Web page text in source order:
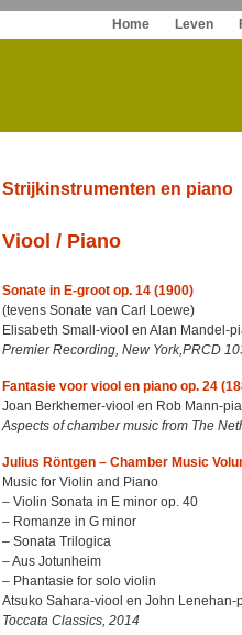
Spring
naar
Home Leven
Strijkinstrumenten en piano
Viool / Piano
Sonate in E-groot op. 14 (1900)
(tevens Sonate van Carl Loewe)
Elisabeth Small-viool en Alan Mandel-
Premier Recording, New York,PRCD
Fantasie voor viool en piano op. 24
Joan Berkhemer-viool en Rob Mann-
Aspects of chamber music from The
Julius Röntgen – Chamber Music
Music for Violin and Piano
– Violin Sonata in E minor op. 40
– Romanze in G minor
– Sonata Trilogica
– Aus Jotunheim
– Phantasie for solo violin
Atsuko Sahara-viool en John Lenehan-
Toccata Classics, 2014